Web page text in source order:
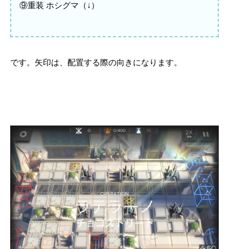
⑨重装 ホシグマ（↓）
です。矢印は、配置する際の向きになります。